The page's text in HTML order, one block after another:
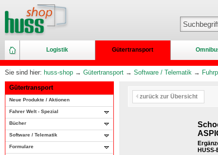
Logistik Gütertransport
Sie sind hier: huss-shop → Gütertransport → Software / Telematik →
Gütertransport
Neue Produkte / Aktionen
Fahrer Welt - Spezial
Bücher
Software / Telematik
Formulare
zurück zur Übersicht